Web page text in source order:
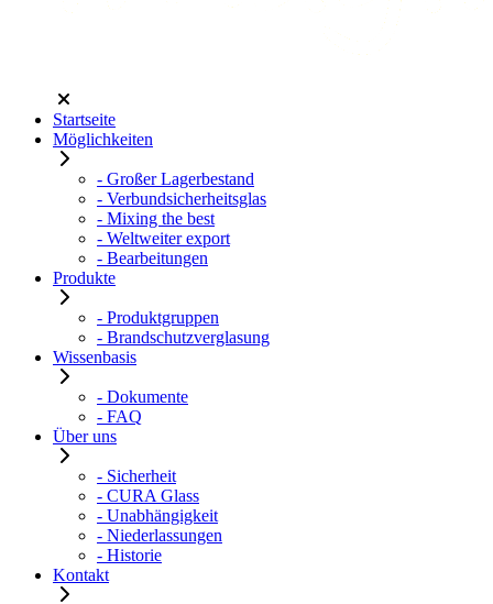
Startseite
Möglichkeiten
- Großer Lagerbestand
- Verbundsicherheitsglas
- Mixing the best
- Weltweiter export
- Bearbeitungen
Produkte
- Produktgruppen
- Brandschutzverglasung
Wissenbasis
- Dokumente
- FAQ
Über uns
- Sicherheit
- CURA Glass
- Unabhängigkeit
- Niederlassungen
- Historie
Kontakt